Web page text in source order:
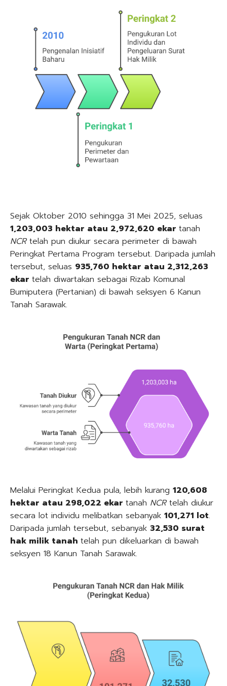
Sejak Oktober 2010 sehingga 31 Mei 2025, seluas
1,203,003 hektar atau 2,972,620 ekar tanah
NCRtelah pun diukur secara perimeter di bawah
Peringkat Pertama Program tersebut. Daripada jumlah
tersebut, seluas 935,760 hektar atau 2,312,263
ekar telah diwartakan sebagai Rizab Komunal
Bumiputera (Pertanian) di bawah seksyen 6 Kanun
Tanah Sarawak.
Melalui Peringkat Kedua pula, lebih kurang 120,608
hektar atau 298,022 ekar tanah NCRtelah diukur
secara lot individu melibatkan sebanyak 101,271 lot.
Daripada jumlah tersebut, sebanyak 32,530 surat
hak milik tanah telah pun dikeluarkan di bawah
seksyen 18 Kanun Tanah Sarawak.